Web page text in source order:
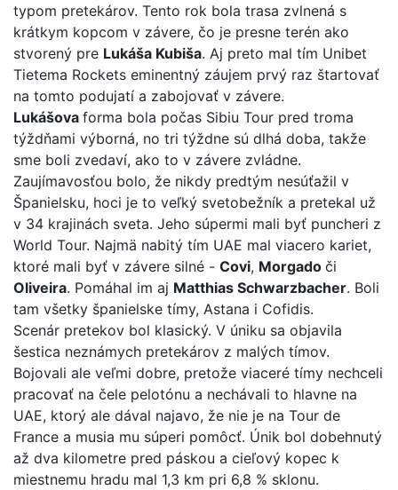
typom pretekárov. Tento rok bola trasa zvlnená s
krátkym kopcom v závere, čo je presne terén ako
stvorený pre Lukáša Kubiša. Aj preto mal tím Unibet
Tietema Rockets eminentný záujem prvý raz štartovať
na tomto podujatí a zabojovať v závere.
Lukášova forma bola počas Sibiu Tour pred troma
týždňami výborná, no tri týždne sú dlhá doba, takže
sme boli zvedaví, ako to v závere zvládne.
Zaujímavosťou bolo, že nikdy predtým nesúťažil v
Španielsku, hoci je to veľký svetobežník a pretekal už
v 34 krajinách sveta. Jeho súpermi mali byť puncheri z
World Tour. Najmä nabitý tím UAE mal viacero kariet,
ktoré mali byť v závere silné - Covi, Morgado či
Oliveira. Pomáhal im aj Matthias Schwarzbacher. Boli
tam všetky španielske tímy, Astana i Cofidis.
Scenár pretekov bol klasický. V úniku sa objavila
šestica neznámych pretekárov z malých tímov.
Bojovali ale veľmi dobre, pretože viaceré tímy nechceli
pracovať na čele pelotónu a nechávali to hlavne na
UAE, ktorý ale dával najavo, že nie je na Tour de
France a musia mu súperi pomôcť. Únik bol dobehnutý
až dva kilometre pred páskou a cieľový kopec k
miestnemu hradu mal 1,3 km pri 6,8 % sklonu.